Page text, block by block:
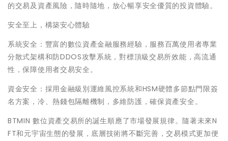
的交易及資產風險，隨時隨地，放心暢享安全優質的投資體驗。
安全至上，構築安心體驗
系統安全：豐富的數位資產金融服務經驗，服務百萬使用者專業
分散式架構和防DDOS攻擊系統，對標頂級交易所效能，高流通
性，保障使用者交易安全。
資金安全：採用金融級別運維風控系統和HSM硬體多節點門限簽
名方案，冷、熱錢包隔離機制，多維防護，確保資產安全。
BTMIN 數位資產交易所的誕生順應了市場發展規律。隨著未來N
FT和元宇宙生態的發展，底層技術將不斷完善，交易模式更加便